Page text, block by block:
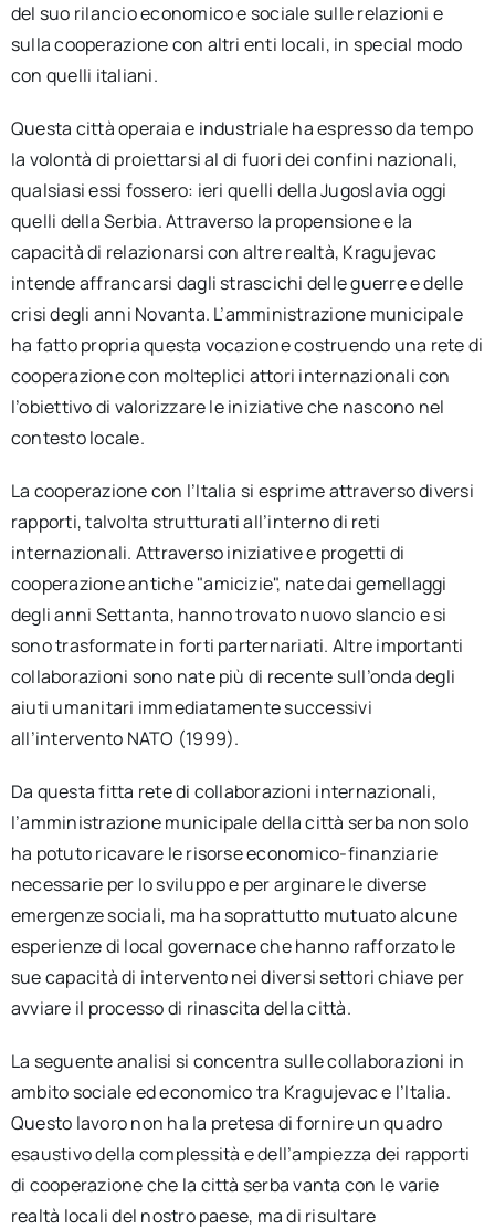
del suo rilancio economico e sociale sulle relazioni e
sulla cooperazione con altri enti locali, in special modo
con quelli italiani.
Questa città operaia e industriale ha espresso da tempo
la volontà di proiettarsi al di fuori dei confini nazionali,
qualsiasi essi fossero: ieri quelli della Jugoslavia oggi
quelli della Serbia. Attraverso la propensione e la
capacità di relazionarsi con altre realtà, Kragujevac
intende affrancarsi dagli strascichi delle guerre e delle
crisi degli anni Novanta. L’amministrazione municipale
ha fatto propria questa vocazione costruendo una rete di
cooperazione con molteplici attori internazionali con
l’obiettivo di valorizzare le iniziative che nascono nel
contesto locale.
La cooperazione con l’Italia si esprime attraverso diversi
rapporti, talvolta strutturati all’interno di reti
internazionali. Attraverso iniziative e progetti di
cooperazione antiche "amicizie", nate dai gemellaggi
degli anni Settanta, hanno trovato nuovo slancio e si
sono trasformate in forti parternariati. Altre importanti
collaborazioni sono nate più di recente sull’onda degli
aiuti umanitari immediatamente successivi
all’intervento NATO (1999).
Da questa fitta rete di collaborazioni internazionali,
l’amministrazione municipale della città serba non solo
ha potuto ricavare le risorse economico-finanziarie
necessarie per lo sviluppo e per arginare le diverse
emergenze sociali, ma ha soprattutto mutuato alcune
esperienze di local governace che hanno rafforzato le
sue capacità di intervento nei diversi settori chiave per
avviare il processo di rinascita della città.
La seguente analisi si concentra sulle collaborazioni in
ambito sociale ed economico tra Kragujevac e l’Italia.
Questo lavoro non ha la pretesa di fornire un quadro
esaustivo della complessità e dell’ampiezza dei rapporti
di cooperazione che la città serba vanta con le varie
realtà locali del nostro paese, ma di risultare